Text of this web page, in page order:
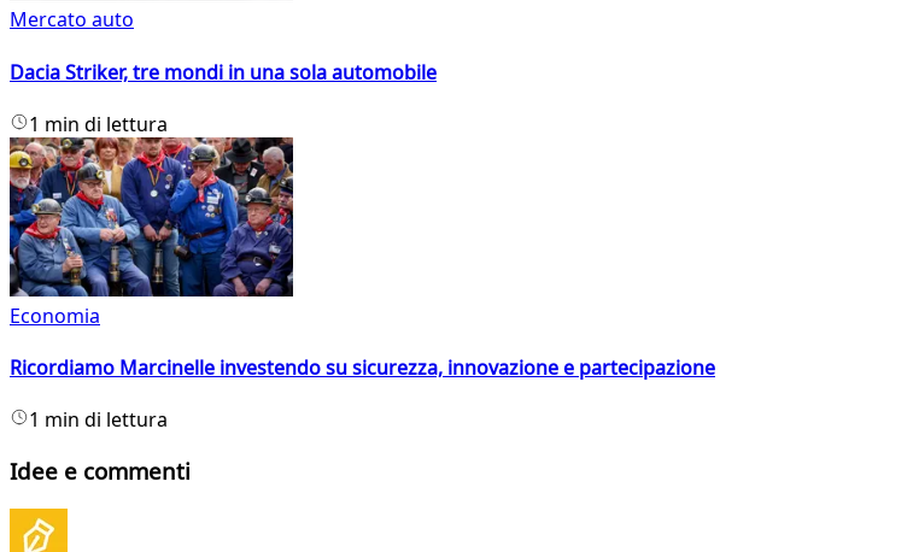
Mercato auto
Dacia Striker, tre mondi in una sola automobile
1 min di lettura
Economia
Ricordiamo Marcinelle investendo su sicurezza, innovazione e partecipazione
1 min di lettura
Idee e commenti